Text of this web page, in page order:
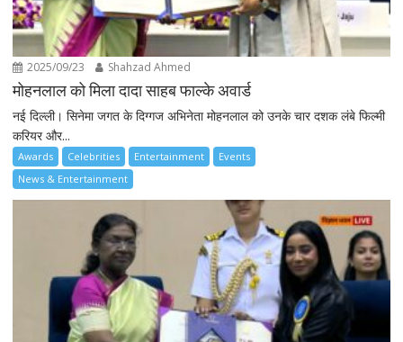
2025/09/23 Shahzad Ahmed
मोहनलाल को मिला दादा साहब फाल्के अवार्ड
नई दिल्ली। सिनेमा जगत के दिग्गज अभिनेता मोहनलाल को उनके चार दशक लंबे फिल्मी
करियर और...
Awards Celebrities Entertainment
Events
News & Entertainment